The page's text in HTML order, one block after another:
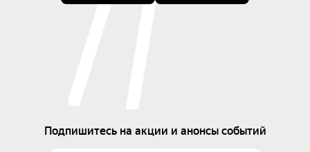
Подпишитесь на акции и анонсы событий